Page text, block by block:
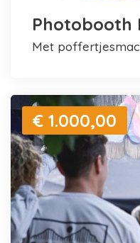
Photobooth
met
€ 1.000,00